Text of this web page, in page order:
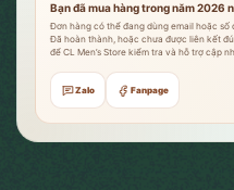
Bạn đã mua hàng trong năm 2026
Đơn hàng có thể đang dùng email hoặc
Đã hoàn thành, hoặc chưa được liên kết
để CL Men’s Store kiểm tra và hỗ trợ cập
Zalo Fanpage